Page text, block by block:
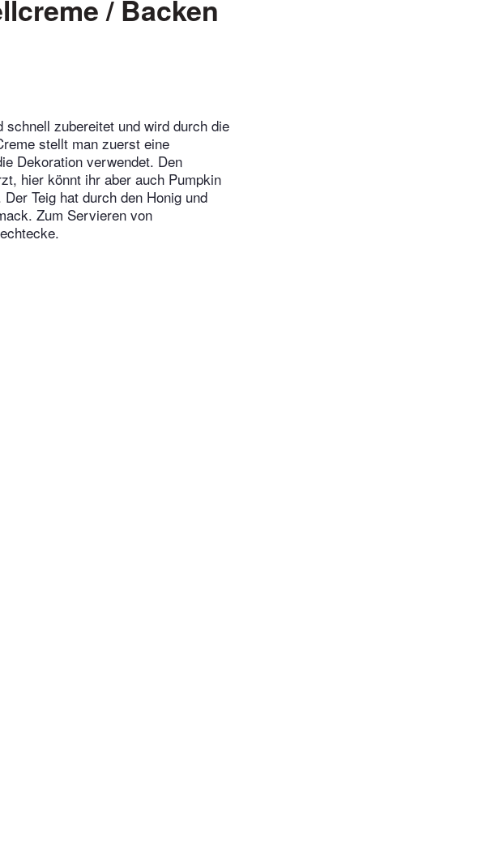
/ Backen
zubereitet und wird durch die
stellt man zuerst eine
Dekoration verwendet. Den
hier könnt ihr aber auch Pumpkin
Teig hat durch den Honig und
Zum Servieren von